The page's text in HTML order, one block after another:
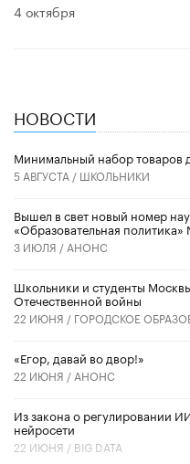
4 октября
НОВОСТИ
Минимальный набор товаров
5 АВГУСТА / ШКОЛЬНИКИ
Вышел в свет новый номер
«Образовательная
3 ИЮЛЯ / АНОНС
Школьники и студенты
Отечественной войны
22 ИЮНЯ / ГОРОДСКОЕ
«Егор, давай во двор!»
22 ИЮНЯ / АНОНС
Из закона о регулировании
нейросети
22 ИЮНЯ / BIG DATA